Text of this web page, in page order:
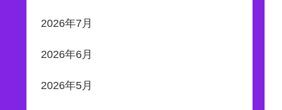
2026年7月
2026年6月
2026年5月